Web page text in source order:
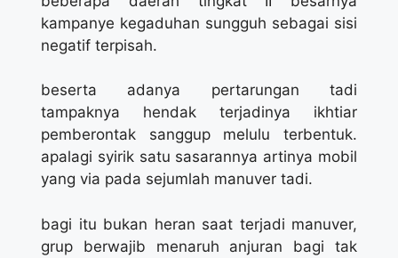
kampanye kegaduhan sungguh sebagai sisi
negatif terpisah.
beserta adanya pertarungan tadi
tampaknya hendak terjadinya ikhtiar
pemberontak sanggup melulu terbentuk.
apalagi syirik satu sasarannya artinya mobil
yang via pada sejumlah manuver tadi.
bagi itu bukan heran saat terjadi manuver,
grup berwajib menaruh anjuran bagi tak